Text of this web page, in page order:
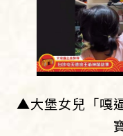
▲大堡女兒「嘎